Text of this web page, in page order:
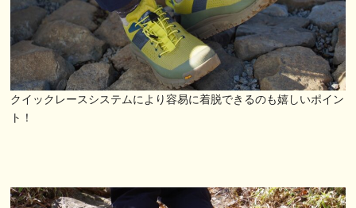
クイックレースシステムにより容易に着脱できるのも嬉しいポイン
ト！